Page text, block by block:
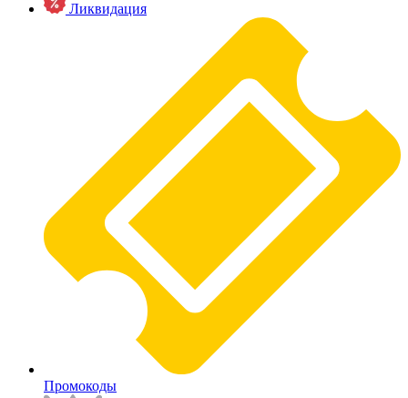
Ликвидация
Промокоды